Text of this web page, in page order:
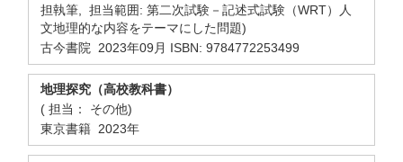
担執筆, 担当範囲: 第二次試験－記述式試験（WRT）人
文地理的な内容をテーマにした問題)
古今書院 2023年09月 ISBN: 9784772253499
地理探究（高校教科書）
( 担当： その他)
東京書籍 2023年